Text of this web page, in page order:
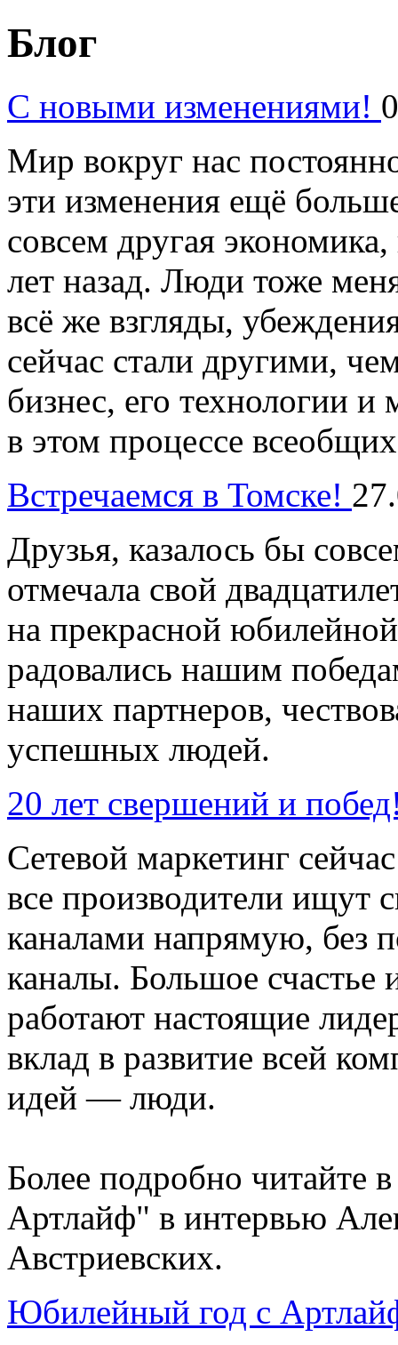
Блог
С новыми изменениями!
Мир вокруг нас
эти изменения ещё
совсем другая
лет назад. Люди тоже
всё же взгляды,
сейчас стали другими,
бизнес, его технологии
в этом процессе
Встречаемся в Томске!
Друзья, казалось бы
отмечала свой
на прекрасной
радовались нашим
наших партнеров,
успешных людей.
20 лет свершений и
Сетевой маркетинг
все производители ищут
каналами напрямую, без
каналы. Большое счастье
работают настоящие
вклад в развитие всей
идей — люди.
Более подробно читайте
Артлайф" в интервью
Австриевских.
Юбилейный год с